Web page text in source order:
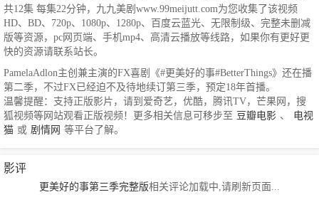
共12集 每集22分钟，九九美剧www.99meijutt.com为您收集了该视频
HD、BD、720p、1080p、1280p、百度云蓝光、无限制级、完整未删减
版等资源，pc网页端、手机mp4、高清云播放等线路，如果你有更好更
快的资源请联系站长。
PamelaAdlon主创兼主演的FX喜剧《#更美好的事#BetterThings》还在播
第二季，不过FX已经迫不及待地续订第三季，预定18年首播。
温馨提醒：支持正版影片，请到爱奇艺，优酷，腾讯TV，芒果网，搜
狐视频等网站观看正版视频！更多相关信息可移步至 豆瓣电影 、
电视
猫 或 剧情网 等平台了解。
影评
更美好的事第三季完整版相关评论加载中,请刷新页面...